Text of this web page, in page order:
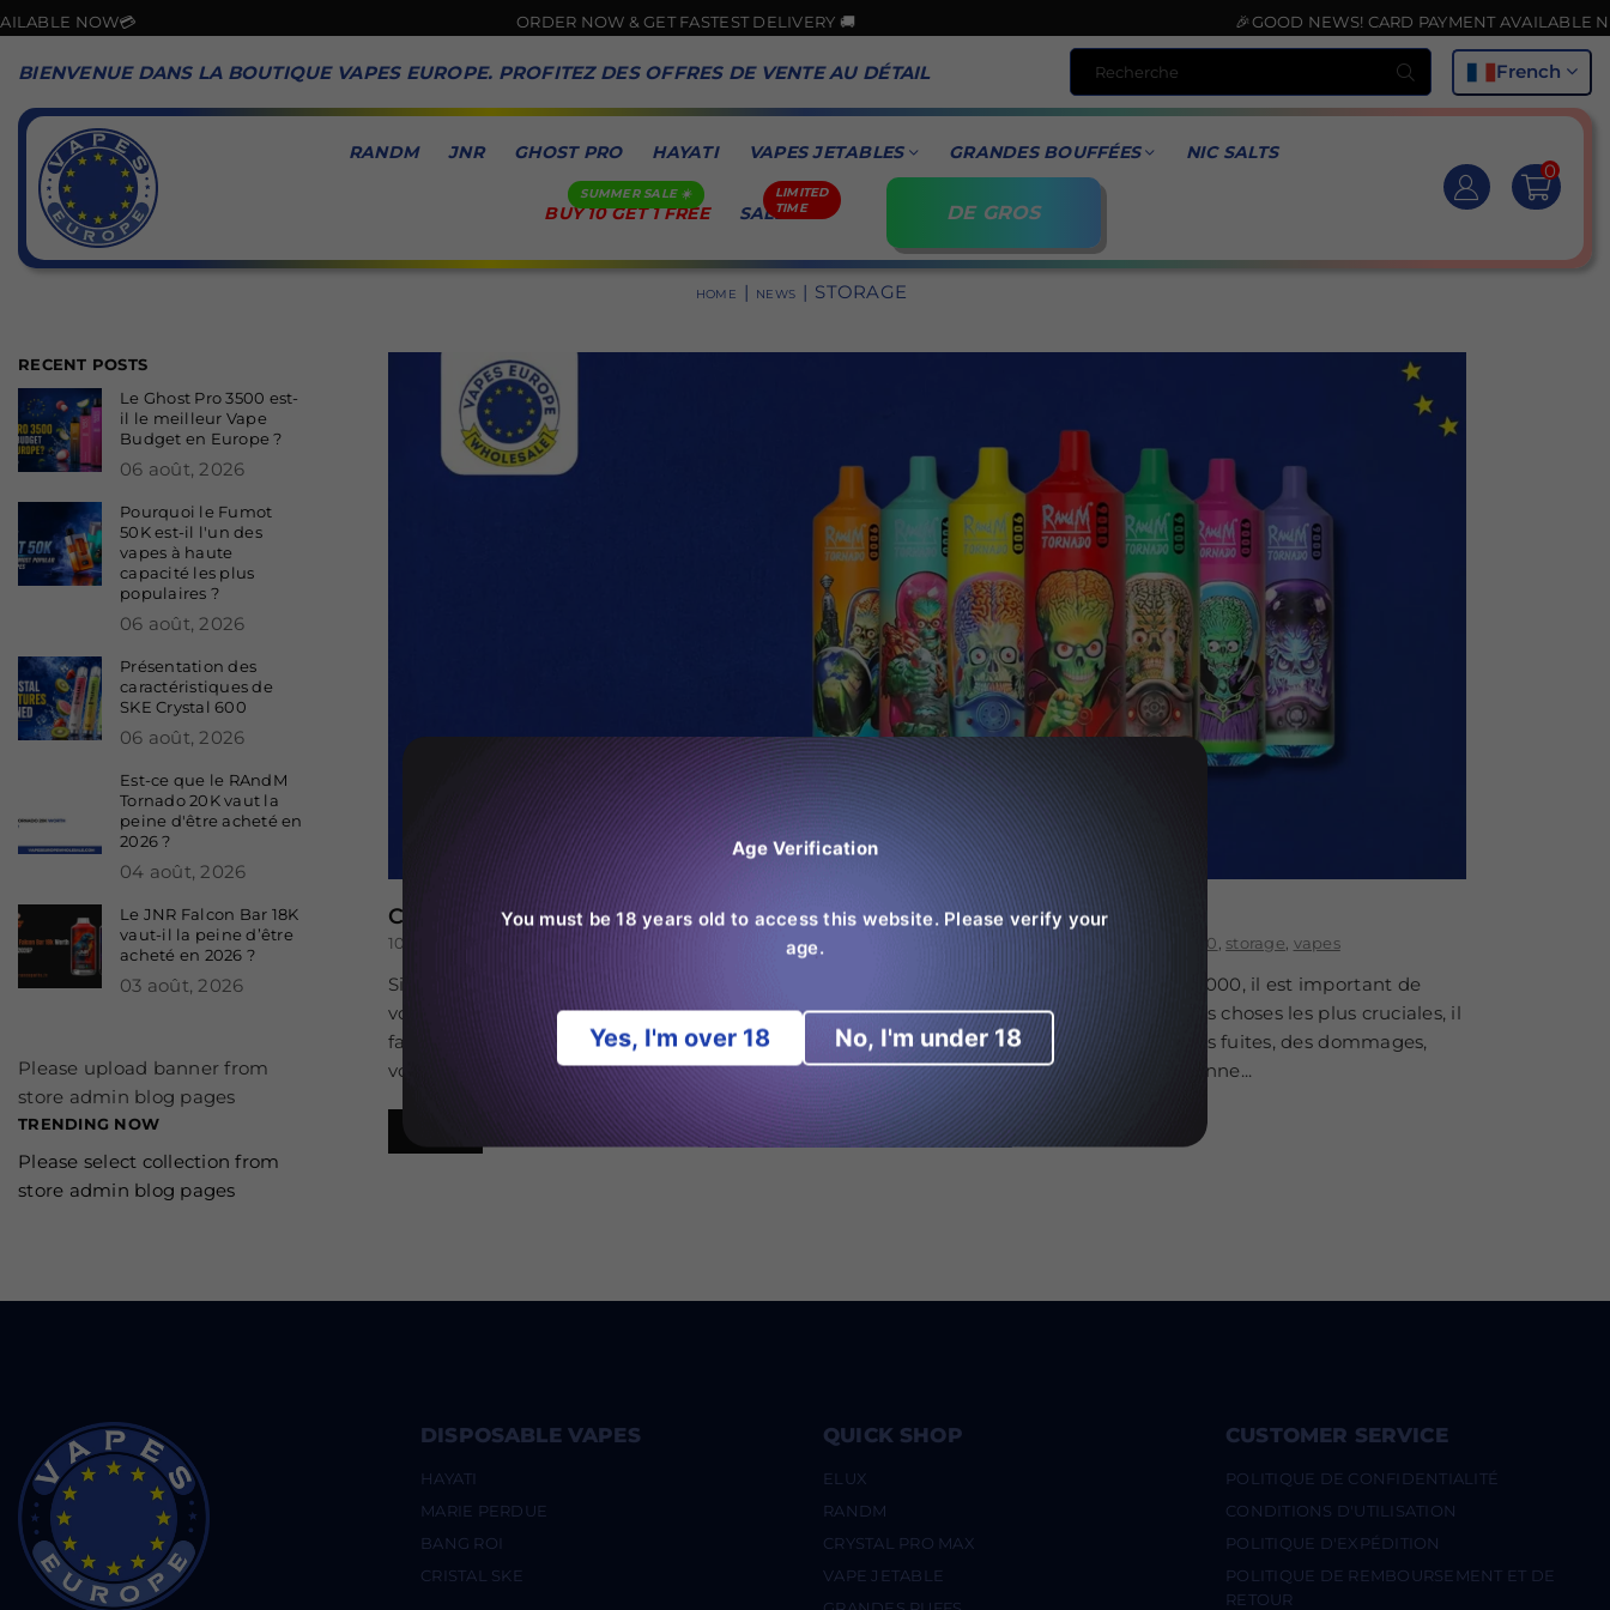
NOW💳 ORDER NOW & GET FASTEST DELIVERY 🚚 🎉GOOD NEWS! CARD PAYMENT AVAILABLE NOW💳
BIENVENUE DANS LA BOUTIQUE VAPES EUROPE. PROFITEZ DES OFFRES DE VENTE AU DÉTAIL RechercheFrench
VAPES
EUROPE
RANDM JNR GHOST PRO HAYATI VAPES JETABLES GRANDES BOUFFÉES NIC SALTS
BUY 10 GET 1 FREE SALE DE GROS
0
HOME | NEWS | STORAGE
Comment conserver correctement Randm Tornado 9000?
10 décembre, 2024 par {{ author }} Web Development Team Publié dans randm tornado 9000 storage vapes
Si vous vous êtes procuré un bon appareil de vapotage, comme le Puff Randm Tornado 9000, il est important de
vous assurer de le conserver correctement pour protéger l’appareil de vapotage. Parmi les choses les plus cruciales, il
faut comprendre les soins appropriés à la vape. Un stockage inadéquat peut entraîner des fuites, des dommages,
voire une perte totale de fonctionnalité de l'appareil. Continuez à lire et découvrons la bonne...
RECENT POSTS
Le Ghost Pro 3500 est-
il le meilleur Vape
Budget en Europe ?
06 août, 2026
Pourquoi le Fumot
50K est-il l'un des
vapes à haute
capacité les plus
populaires ?
06 août, 2026
Présentation des
caractéristiques de
SKE Crystal 600
06 août, 2026
Est-ce que le RAndM
Tornado 20K vaut la
peine d'être acheté en
2026 ?
04 août, 2026
Le JNR Falcon Bar 18K
vaut-il la peine d’être
acheté en 2026 ?
03 août, 2026
Please upload banner from
store admin blog pages
TRENDING NOW
Please select collection from
store admin blog pages
DISPOSABLE VAPES
HAYATI
MARIE PERDUE
BANG ROI
CRISTAL SKE
QUICK SHOP
ELUX
RANDM
CRYSTAL PRO MAX
VAPE JETABLE
CUSTOMER SERVICE
POLITIQUE DE CONFIDENTIALITÉ
CONDITIONS D'UTILISATION
POLITIQUE D'EXPÉDITION
POLITIQUE DE REMBOURSEMENT ET DE
RETOUR
Age Verification
You must be 18 years old to access this website. Please verify your
age.
Yes, I'm over 18 No, I'm under 18